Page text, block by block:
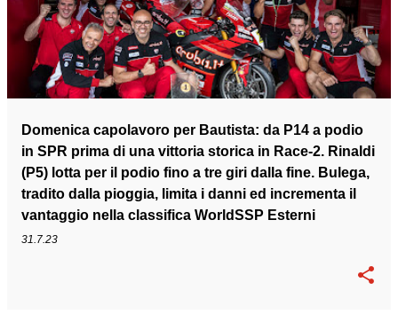
Domenica capolavoro per Bautista: da P14 a podio
in SPR prima di una vittoria storica in Race-2. Rinaldi
(P5) lotta per il podio fino a tre giri dalla fine. Bulega,
tradito dalla pioggia, limita i danni ed incrementa il
vantaggio nella classifica WorldSSP Esterni
31.7.23